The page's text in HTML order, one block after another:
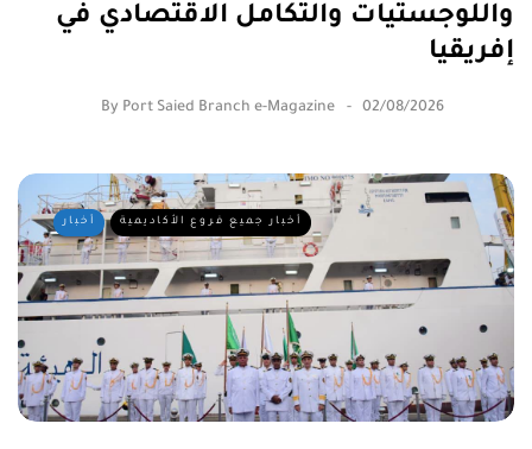
واللوجستيات والتكامل الاقتصادي في
إفريقيا
By Port Saied Branch e-Magazine 02/08/2026
أخبار أخبار جميع فروع الأكاديمية